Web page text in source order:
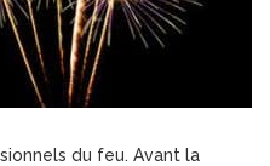
du feu. Avant la